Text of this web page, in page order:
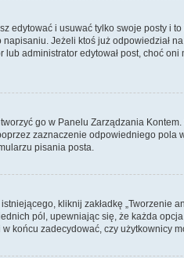
edytować i usuwać tylko swoje posty i
Jeżeli ktoś już odpowiedział
administrator edytował post, choć
go w Panelu Zarządzania
zaznaczenie odpowiedniego
pisania posta.
kliknij zakładkę
pól, upewniając się, że każda
końcu zadecydować, czy użytkownicy